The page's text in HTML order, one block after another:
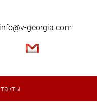
georgia.com